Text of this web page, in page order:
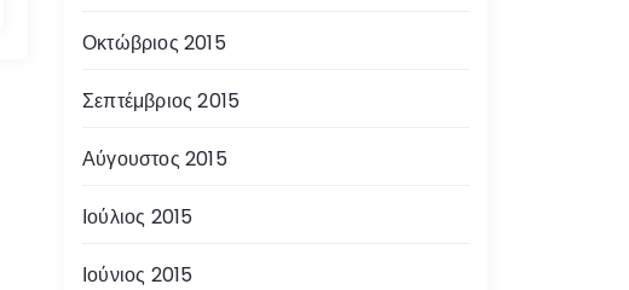
Οκτώβριος 2015
Σεπτέμβριος 2015
Αύγουστος 2015
Ιούλιος 2015
Ιούνιος 2015